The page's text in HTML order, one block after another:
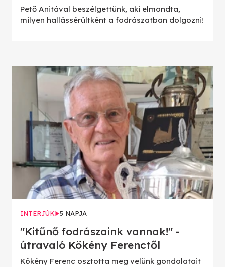
Pető Anitával beszélgettünk, aki elmondta,
milyen hallássérültként a fodrászatban dolgozni!
INTERJÚK 5 NAPJA
"Kitűnő fodrászaink vannak!" -
útravaló Kökény Ferenctől
Kökény Ferenc osztotta meg velünk gondolatait